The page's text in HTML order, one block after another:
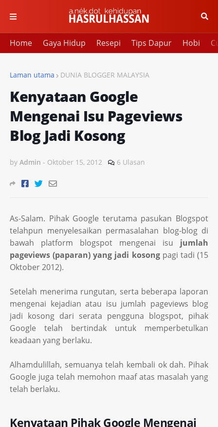
Home Gaya Hidup Resepi Tips Dapur Hobi
Laman utama DUNIA BLOGGER MALAYSIA
Kenyataan Google
Mengenai Isu Pageviews
Blog Jadi Kosong
by Admin - Oktober 15, 2012 6 Ulasan
As-Salam. Pihak Google terutama pasukan Blogspot
telahpun menyelesaikan permasalahan blog-blog di
bawah platform blogspot mengenai isu jumlah
pageviews (paparan) yang jadi kosong pagi tadi (15
Oktober 2012).
Setelah menerima rungutan, serta beberapa laporan
mengenai kejadian atau isu jumlah pageviews blog
jadi kosong dari serata pengguna blogspot, pihak
Google telah bertindak untuk memperbetulkan
keadaan yang berlaku.
Alhamdulillah, semuanya telah kembali ok dah. Pihak
Google juga telah memohon maaf atas masalah yang
telah berlaku.
Kenyataan Pihak Google Mengenai